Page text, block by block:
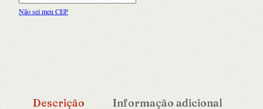
Não sei meu CEP
Descrição Informação adicional